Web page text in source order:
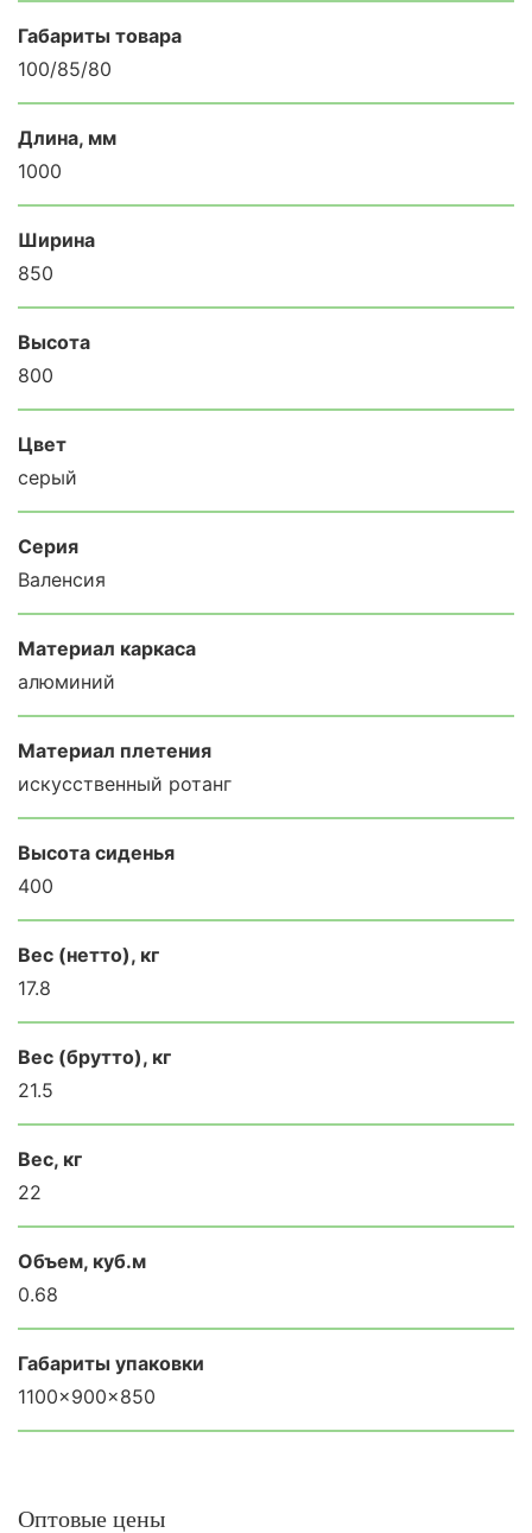
Габариты товара
100/85/80
Длина, мм
1000
Ширина
850
Высота
800
Цвет
серый
Серия
Валенсия
Материал каркаса
алюминий
Материал плетения
искусственный ротанг
Высота сиденья
400
Вес (нетто), кг
17.8
Вес (брутто), кг
21.5
Вес, кг
22
Объем, куб.м
0.68
Габариты упаковки
1100×900×850
Оптовые цены